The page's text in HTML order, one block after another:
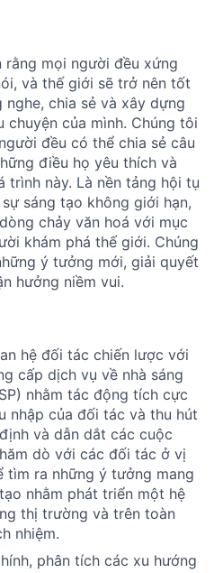
rằng mọi người đều xứng
và thế giới sẽ trở nên tốt
chia sẻ và xây dựng
của mình. Chúng tôi
đều có thể chia sẻ câu
điều họ yêu thích và
trình này. Là nền tảng hội tụ
sáng tạo không giới hạn,
chảy văn hoá với mục
khám phá thế giới. Chúng
ý tưởng mới, giải quyết
hưởng niềm vui.
hệ đối tác chiến lược với
cấp dịch vụ về nhà sáng
nhằm tác động tích cực
nhập của đối tác và thu hút
và dẫn dắt các cuộc
dò với các đối tác ở vị
tìm ra những ý tưởng mang
nhằm phát triển một hệ
thị trường và trên toàn
nhiệm.
phân tích các xu hướng